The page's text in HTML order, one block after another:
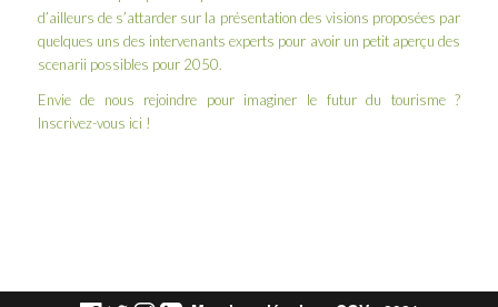
d’ailleurs de s’attarder sur la présentation des visions proposées par
quelques uns des intervenants experts pour avoir un petit aperçu des
scenarii possibles pour 2050.
Envie de nous rejoindre pour imaginer le futur du tourisme ?
Inscrivez-vous ici !